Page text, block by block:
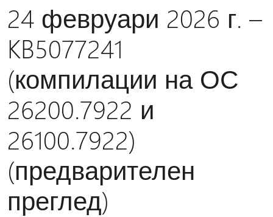
24 февруари 2026 г. –
KB5077241
(компилации на ОС
26200.7922 и
26100.7922)
(предварителен
преглед)